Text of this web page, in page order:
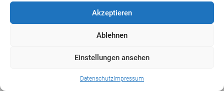
Akzeptieren
Ablehnen
Einstellungen ansehen
Datenschutz Impressum